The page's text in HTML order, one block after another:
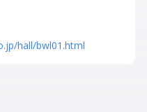
hall/bwl01.html